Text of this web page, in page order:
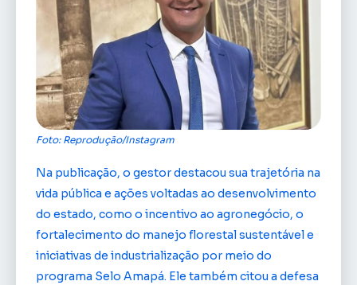
Foto: Reprodução/Instagram
Na publicação, o gestor destacou sua trajetória na
vida pública e ações voltadas ao desenvolvimento
do estado, como o incentivo ao agronegócio, o
fortalecimento do manejo florestal sustentável e
iniciativas de industrialização por meio do
programa Selo Amapá. Ele também citou a defesa